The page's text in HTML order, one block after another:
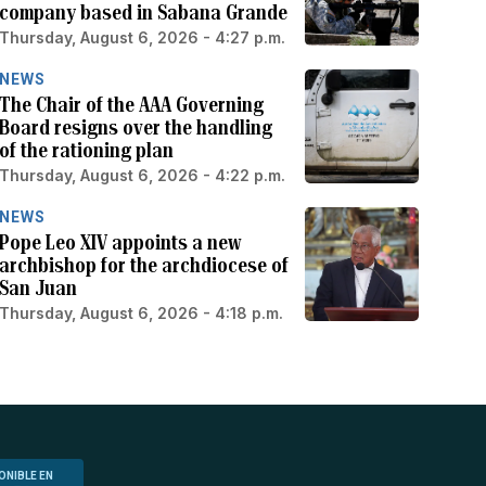
company based in Sabana Grande
Thursday, August 6, 2026 - 4:27 p.m.
NEWS
The Chair of the AAA Governing
Board resigns over the handling
of the rationing plan
Thursday, August 6, 2026 - 4:22 p.m.
NEWS
Pope Leo XIV appoints a new
archbishop for the archdiocese of
San Juan
Thursday, August 6, 2026 - 4:18 p.m.
EN